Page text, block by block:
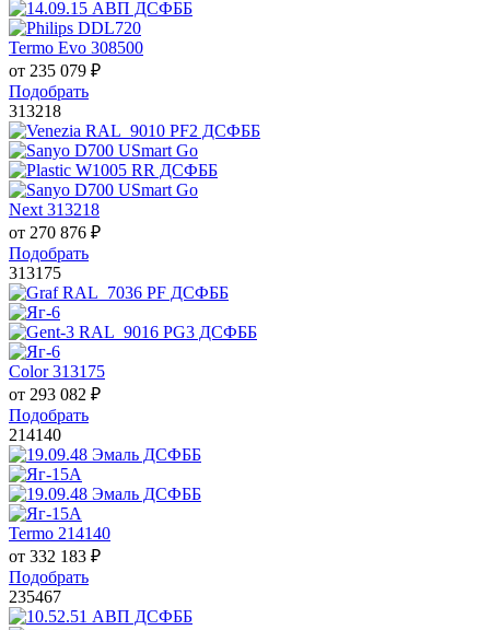
Termo Evo 308500
от 235 079 ₽
Подобрать
313218
Next 313218
от 270 876 ₽
Подобрать
313175
Color 313175
от 293 082 ₽
Подобрать
214140
Termo 214140
от 332 183 ₽
Подобрать
235467